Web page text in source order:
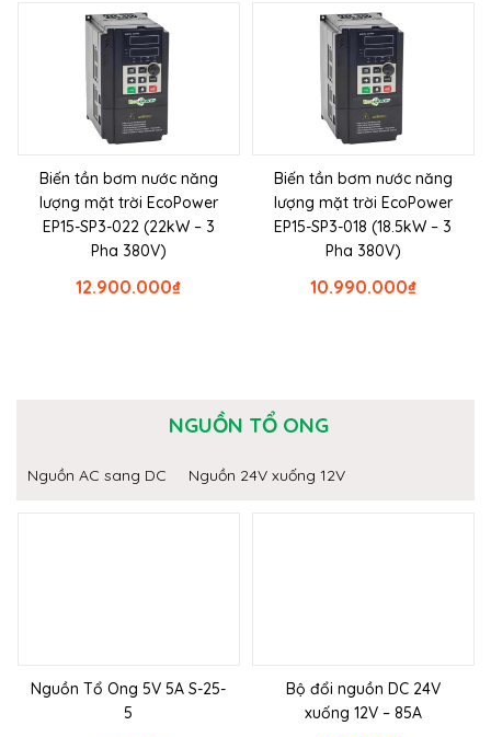
Biến tần bơm nước năng
lượng mặt trời EcoPower
EP15-SP3-022 (22kW – 3
Pha 380V)
₫
12.900.000
Biến tần bơm nước năng
lượng mặt trời EcoPower
EP15-SP3-018 (18.5kW – 3
Pha 380V)
₫
10.990.000
NGUỒN TỔ ONG
Nguồn AC sang DC Nguồn 24V xuống 12V
Nguồn Tổ Ong 5V 5A S-25-
5
Bộ đổi nguồn DC 24V
xuống 12V – 85A